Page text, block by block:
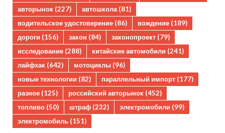
авторынок (227) автошкола(81)
водительское удостоверение (86) вождение (189)
дороги (156) закон (84) законопроект (79)
исследование (288) китайские автомобили (241)
лайфхак (642) мотоциклы (96)
новые технологии (82) параллельный импорт (177)
разное (125) российский авторынок (452)
топливо (50) штраф (232) электромобили (99)
электромобиль (151)